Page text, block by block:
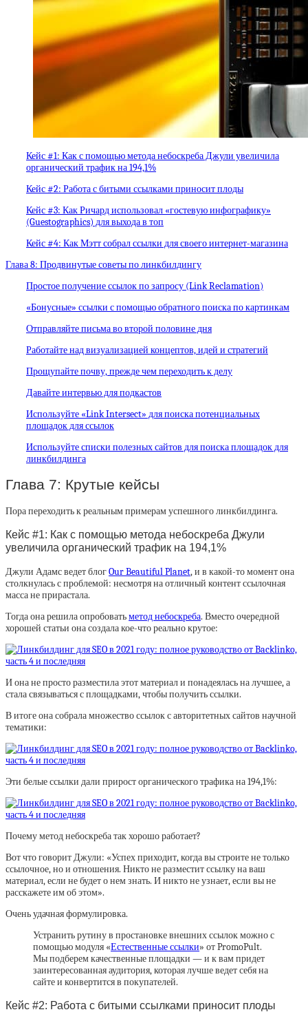
Кейс #1: Как с помощью метода небоскреба Джули увеличила
органический трафик на 194,1%
Кейс #2: Работа с битыми ссылками приносит плоды
Кейс #3: Как Ричард использовал «гостевую инфографику»
(Guestographics) для выхода в топ
Кейс #4: Как Мэтт собрал ссылки для своего интернет-магазина
Глава 8: Продвинутые советы по линкбилдингу
Простое получение ссылок по запросу (Link Reclamation)
«Бонусные» ссылки с помощью обратного поиска по картинкам
Отправляйте письма во второй половине дня
Работайте над визуализацией концептов, идей и стратегий
Прощупайте почву, прежде чем переходить к делу
Давайте интервью для подкастов
Используйте «Link Intersect» для поиска потенциальных
площадок для ссылок
Используйте списки полезных сайтов для поиска площадок для
линкбилдинга
Глава 7: Крутые кейсы
Пора переходить к реальным примерам успешного линкбилдинга.
Кейс #1: Как с помощью метода небоскреба Джули
увеличила органический трафик на 194,1%
Джули Адамс ведет блогOur Beautiful Planet, и в какой-то момент она
столкнулась с проблемой: несмотря на отличный контент ссылочная
масса не прирастала.
Тогда она решила опробоватьметод небоскреба. Вместо очередной
хорошей статьи она создала кое-что реально крутое:
И она не просто разместила этот материал и понадеялась на лучшее, а
стала связываться с площадками, чтобы получить ссылки.
В итоге она собрала множество ссылок с авторитетных сайтов научной
тематики:
Эти белые ссылки дали прирост органического трафика на 194,1%:
Почему метод небоскреба так хорошо работает?
Вот что говорит Джули: «Успех приходит, когда вы строите не только
ссылочное, но и отношения. Никто не разместит ссылку на ваш
материал, если не будет о нем знать. И никто не узнает, если вы не
расскажете им об этом».
Очень удачная формулировка.
Устранить рутину в простановке внешних ссылок можно с
помощью модуля «Естественные ссылки» от PromoPult.
Мы подберем качественные площадки — и к вам придет
заинтересованная аудитория, которая лучше ведет себя на
сайте и конвертится в покупателей.
Кейс #2: Работа с битыми ссылками приносит плоды